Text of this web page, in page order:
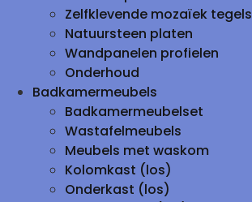
Zelfklevende mozaïek tegels
Natuursteen platen
Wandpanelen profielen
Onderhoud
Badkamermeubels
Badkamermeubelset
Wastafelmeubels
Meubels met waskom
Kolomkast (los)
Onderkast (los)